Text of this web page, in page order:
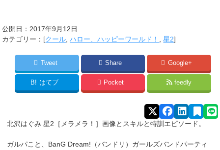
公開日： 2017年9月12日
カテゴリー：[クール ,ハロー、ハッピーワールド！ ,星2]
Tweet Share Google+
B! はてブ Pocket feedly
北沢はぐみ星2［メラメラ！ ］画像とスキルと特訓エピソード。
ガルパこと、BanG Dream!（バンドリ）ガールズバンドパーティ